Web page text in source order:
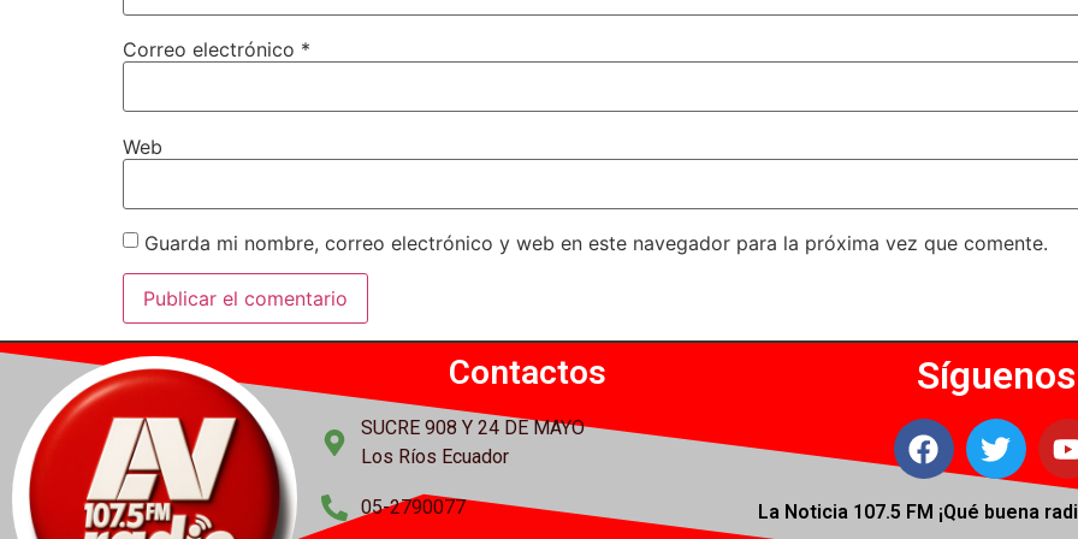
Correo electrónico *
Web
Guarda mi nombre, correo electrónico y web en este navegador para la próxima vez que comente.
Contactos
SUCRE 908 Y 24 DE MAYO
Los Ríos Ecuador
05-2790077
Síguenos
La Noticia 107.5 FM ¡Qué buena